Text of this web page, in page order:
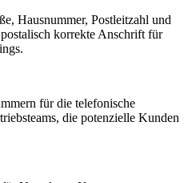
Hausnummer, Postleitzahl und
korrekte Anschrift für
für die telefonische
die potenzielle Kunden